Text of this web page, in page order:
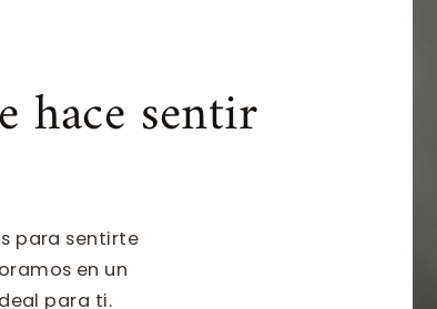
hace sentir
para sentirte
en un
para ti.